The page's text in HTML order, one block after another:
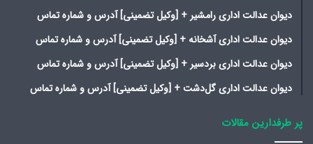
دیوان عدالت اداری رامشیر + [وکیل تضمینی] آدرس و شماره تماس
دیوان عدالت اداری آشخانه + [وکیل تضمینی] آدرس و شماره تماس
دیوان عدالت اداری بردسیر + [وکیل تضمینی] آدرس و شماره تماس
دیوان عدالت اداری گل‌دشت + [وکیل تضمینی] آدرس و شماره تماس
پر طرفدارین مقالات